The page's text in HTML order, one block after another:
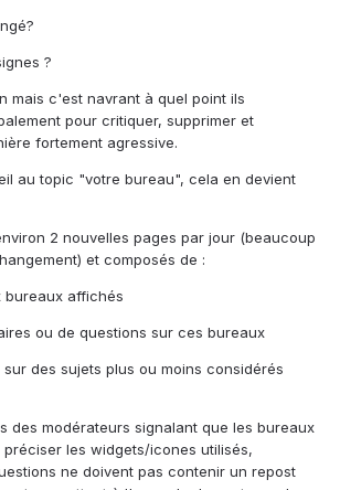
?
mais c'est navrant à quel point ils
pour critiquer, supprimer et
fortement agressive.
au topic "votre bureau", cela en devient
2 nouvelles pages par jour (beaucoup
et composés de :
bureaux affichés
ou de questions sur ces bureaux
des sujets plus ou moins considérés
des modérateurs signalant que les bureaux
les widgets/icones utilisés,
ne doivent pas contenir un repost